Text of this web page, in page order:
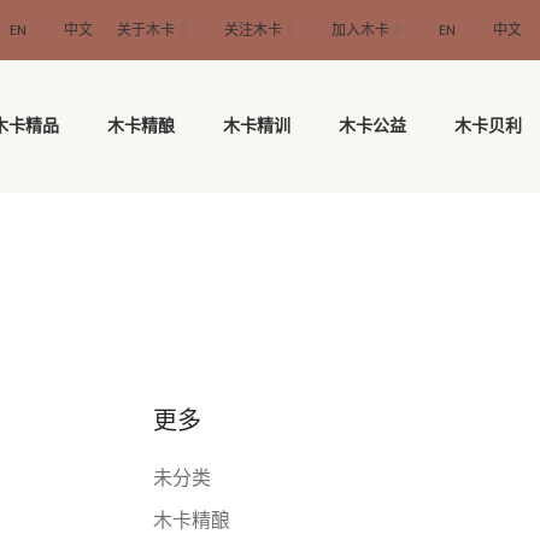
EN 中文 关于木卡 关注木卡 加入木卡 EN 中文
卡精品 木卡精酿 木卡精训 木卡公益 木卡贝利
更多
未分类
木卡精酿